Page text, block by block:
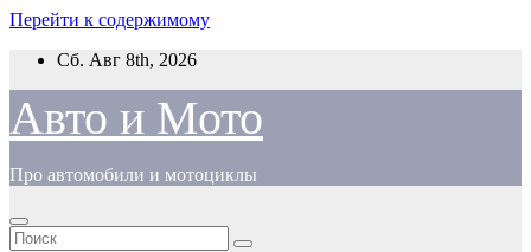
Перейти к содержимому
Сб. Авг 8th, 2026
Авто и Мото
Про автомобили и мотоциклы